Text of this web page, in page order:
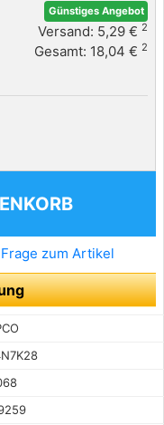
Günstiges Angebot
Versand: 5,29 € 2
Gesamt: 18,04 € 2
Frage zum Artikel